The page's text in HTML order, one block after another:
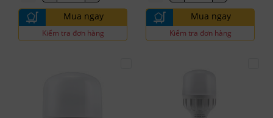
Mua ngay
Kiểm tra đơn hàng
Mua ngay
Kiểm tra đơn hàng